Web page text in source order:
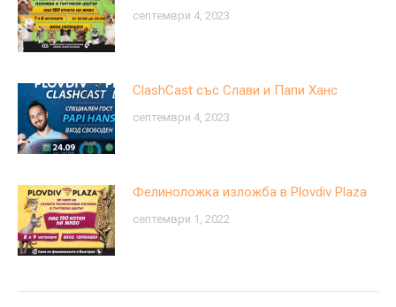
септември 4, 2023
ClashCast със Слави и Папи Ханс
септември 4, 2023
Фелиноложка изложба в Plovdiv Plaza
септември 1, 2022